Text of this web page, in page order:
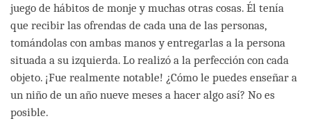
juego de hábitos de monje y muchas otras cosas. Él tenía
que recibir las ofrendas de cada una de las personas,
tomándolas con ambas manos y entregarlas a la persona
situada a su izquierda. Lo realizó a la perfección con cada
objeto. ¡Fue realmente notable! ¿Cómo le puedes enseñar a
un niño de un año nueve meses a hacer algo así? No es
posible.